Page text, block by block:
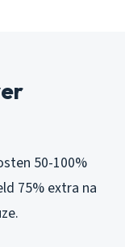
50-100%
75% extra na